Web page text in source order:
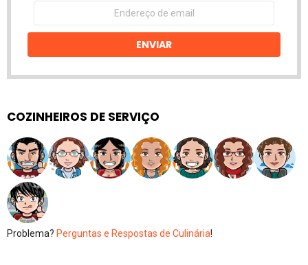
Endereço
email
ENVIAR
COZINHEIROS DE SERVIÇO
Problema? Perguntas e Respostas de Culinária!